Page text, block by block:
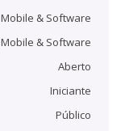
& Software
& Software
Aberto
Iniciante
Público